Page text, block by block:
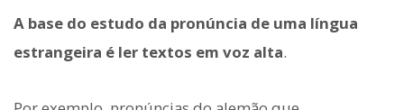
A base do estudo da pronúncia de uma língua
estrangeira é ler textos em voz alta.